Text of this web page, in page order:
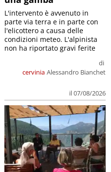
cervinia
di
Alessandro Bianchet
il 07/08/2026
L'intervento è avvenuto in
parte via terra e in parte con
l'elicottero a causa delle
condizioni meteo. L'alpinista
non ha riportato gravi ferite